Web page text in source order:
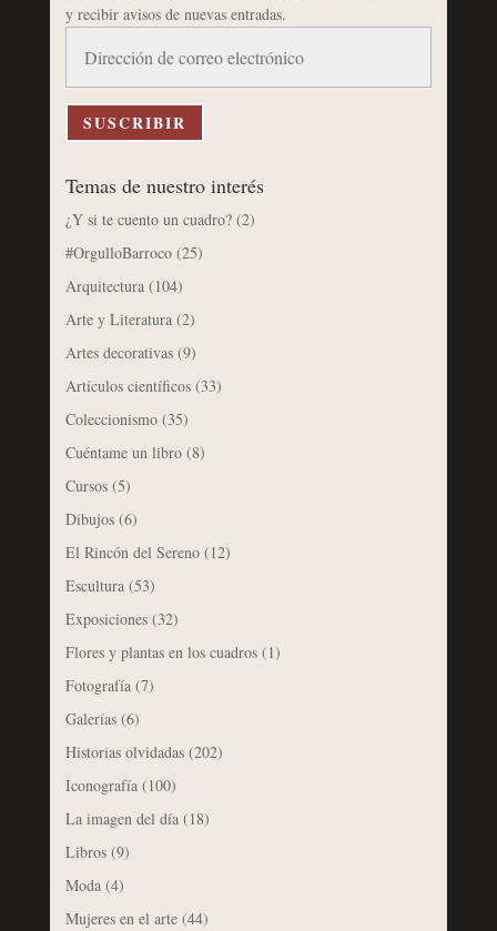
y recibir avisos de nuevas entradas.
correo
electrónico
SUSCRIBIR
Temas de nuestro interés
¿Y si te cuento un cuadro?(2)
#OrgulloBarroco(25)
Arquitectura(104)
Arte y Literatura(2)
Artes decorativas(9)
Artículos científicos(33)
Coleccionismo(35)
Cuéntame un libro(8)
Cursos(5)
Dibujos(6)
El Rincón del Sereno(12)
Escultura(53)
Exposiciones(32)
Flores y plantas en los cuadros(1)
Fotografía(7)
Galerías(6)
Historias olvidadas(202)
Iconografía(100)
La imagen del día(18)
Libros(9)
Moda(4)
Mujeres en el arte(44)